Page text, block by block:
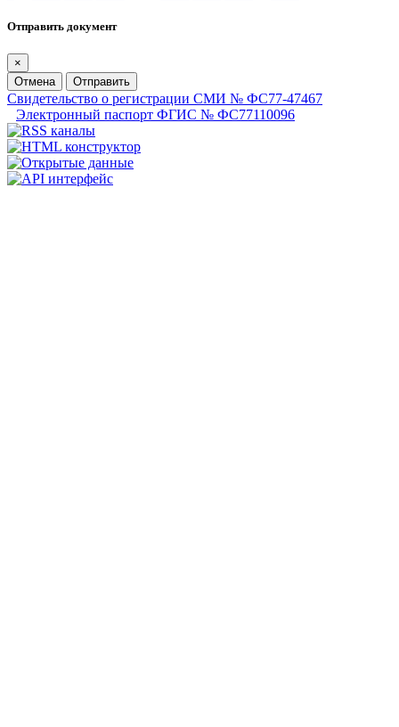
Отправить документ
×
Отмена
Отправить
Свидетельство о регистрации СМИ № ФС77-47467
Электронный паспорт ФГИС № ФС77110096